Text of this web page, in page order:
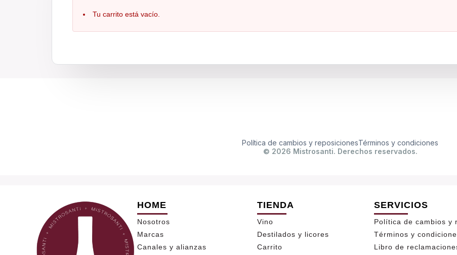
Tu carrito está vacío.
Política de cambios y reposicionesTérminos y condiciones
© 2026 Mistrosanti. Derechos reservados.
HOME
Nosotros
Marcas
Canales y alianzas
TIENDA
Vino
Destilados y licores
Carrito
SERVICIOS
Política de cambios y
Términos y
Libro de